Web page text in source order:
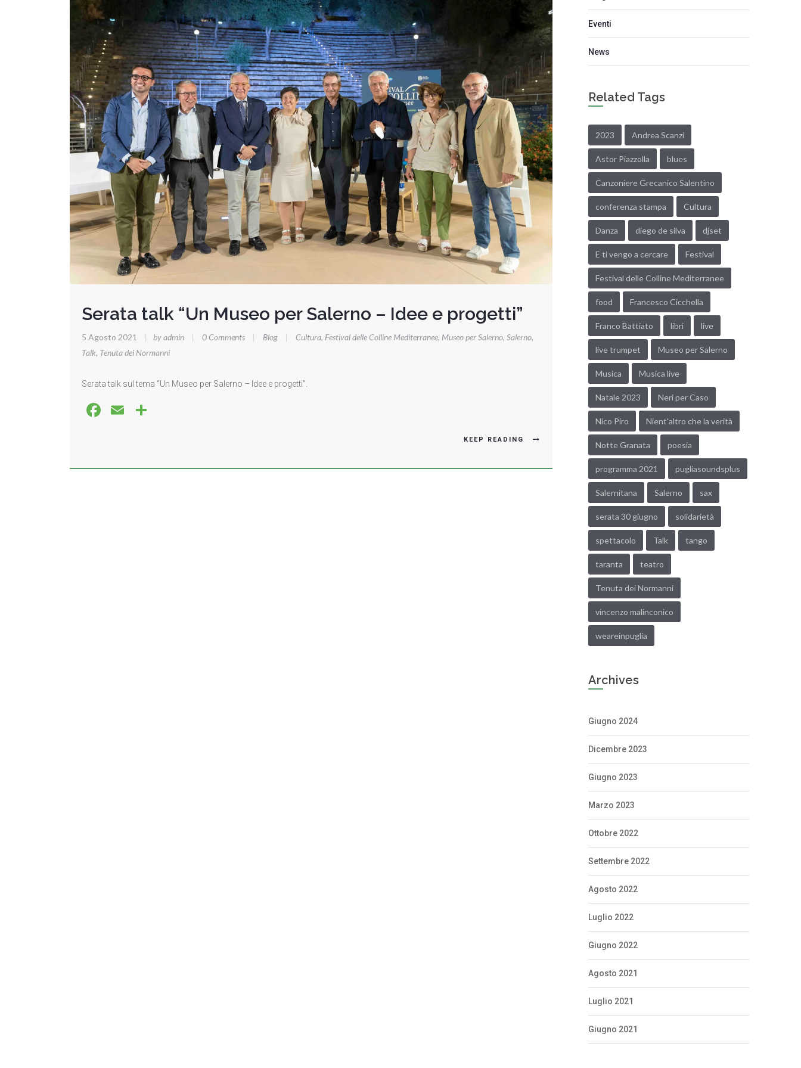
Serata talk “Un Museo per Salerno – Idee e progetti”
5 Agosto 2021 | by admin | 0 Comments | Blog | Cultura, Festival delle Colline Mediterranee, Museo per Salerno, Salerno,
Talk, Tenuta dei Normanni
Serata talk sul tema “Un Museo per Salerno – Idee e progetti”.
Facebook
Email
KEEP READING
Eventi
News
Related Tags
2023 Andrea Scanzi
Astor Piazzolla blues
Canzoniere Grecanico Salentino
conferenza stampa Cultura
Danza diego de silva djset
E ti vengo a cercare Festival
Festival delle Colline Mediterranee
food Francesco Cicchella
Franco Battiato libri live
live trumpet Museo per Salerno
Musica Musica live
Natale 2023 Neri per Caso
Nico Piro Nient'altro che la verità
Notte Granata poesia
programma 2021 pugliasoundsplus
Salernitana Salerno sax
serata 30 giugno solidarietà
spettacolo Talk tango
taranta teatro
Tenuta dei Normanni
vincenzo malinconico
weareinpuglia
Archives
Giugno 2024
Dicembre 2023
Giugno 2023
Marzo 2023
Ottobre 2022
Settembre 2022
Agosto 2022
Luglio 2022
Giugno 2022
Agosto 2021
Luglio 2021
Giugno 2021